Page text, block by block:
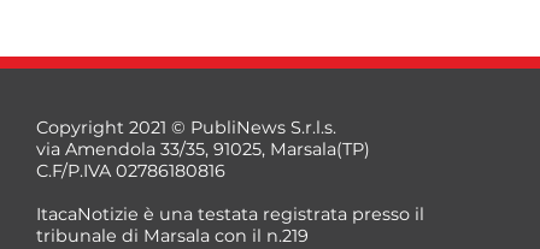
Copyright 2021 © PubliNews S.r.l.s.
via Amendola 33/35, 91025, Marsala(TP)
C.F/P.IVA 02786180816
ItacaNotizie è una testata registrata presso il
tribunale di Marsala con il n.219